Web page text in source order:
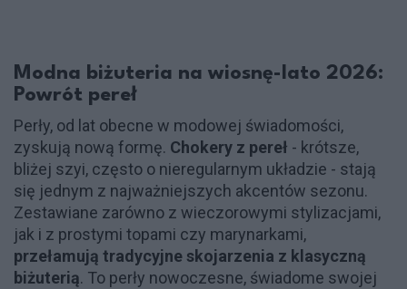
Modna biżuteria na wiosnę-lato 2026:
Powrót pereł
Perły, od lat obecne w modowej świadomości,
zyskują nową formę. Chokery z pereł - krótsze,
bliżej szyi, często o nieregularnym układzie - stają
się jednym z najważniejszych akcentów sezonu.
Zestawiane zarówno z wieczorowymi stylizacjami,
jak i z prostymi topami czy marynarkami,
przełamują tradycyjne skojarzenia z klasyczną
biżuterią. To perły nowoczesne, świadome swojej